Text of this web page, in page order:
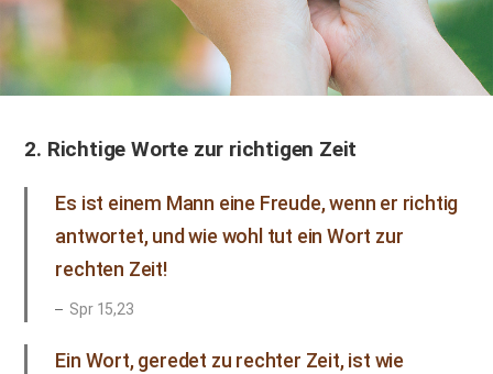
2. Richtige Worte zur richtigen Zeit
Es ist einem Mann eine Freude, wenn er richtig
antwortet, und wie wohl tut ein Wort zur
rechten Zeit!
Spr 15,23
Ein Wort, geredet zu rechter Zeit, ist wie